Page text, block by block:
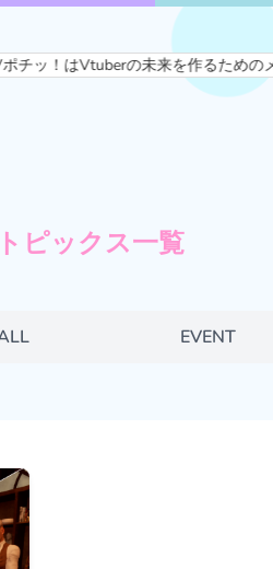
ッ！はVtuberの未来を作るためのメデ
トピックス一覧
EVENT